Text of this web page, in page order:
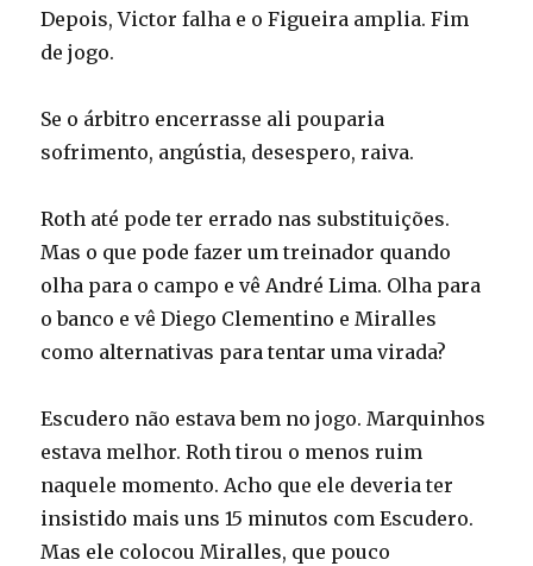
Depois, Victor falha e o Figueira amplia. Fim
de jogo.
Se o árbitro encerrasse ali pouparia
sofrimento, angústia, desespero, raiva.
Roth até pode ter errado nas substituições.
Mas o que pode fazer um treinador quando
olha para o campo e vê André Lima. Olha para
o banco e vê Diego Clementino e Miralles
como alternativas para tentar uma virada?
Escudero não estava bem no jogo. Marquinhos
estava melhor. Roth tirou o menos ruim
naquele momento. Acho que ele deveria ter
insistido mais uns 15 minutos com Escudero.
Mas ele colocou Miralles, que pouco